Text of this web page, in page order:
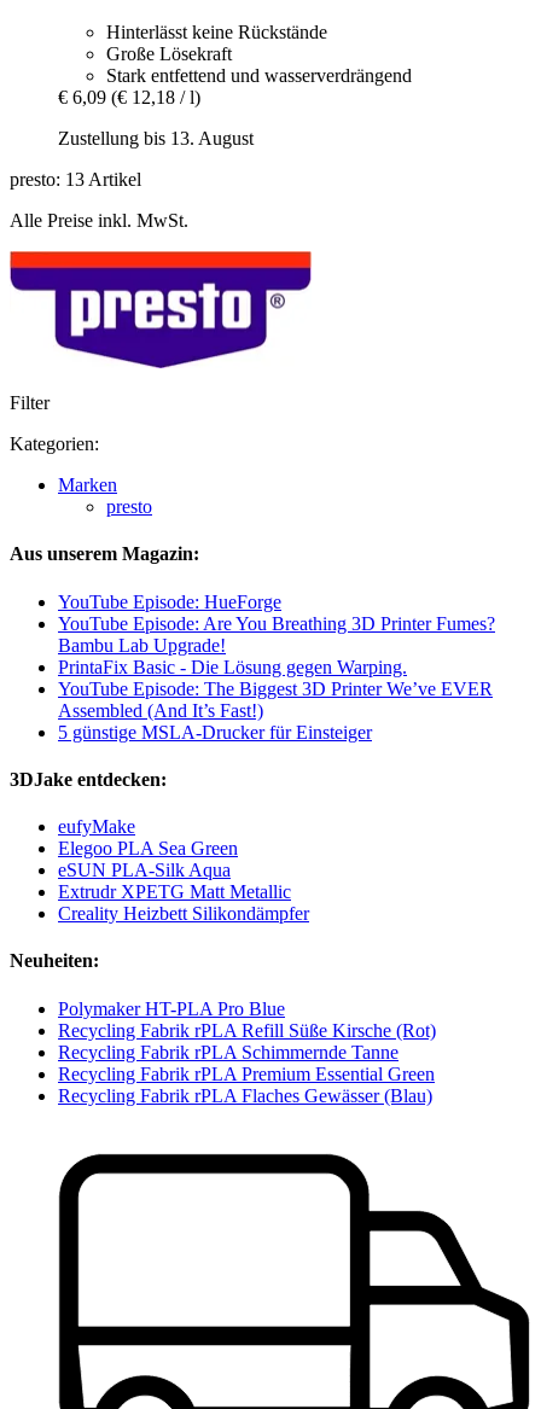
Hinterlässt keine Rückstände
Große Lösekraft
Stark entfettend und wasserverdrängend
€ 6,09 (€ 12,18 / l)
Zustellung bis 13. August
presto: 13 Artikel
Alle Preise inkl. MwSt.
Filter
Kategorien:
Marken
presto
Aus unserem Magazin:
YouTube Episode: HueForge
YouTube Episode: Are You Breathing 3D Printer Fumes?
Bambu Lab Upgrade!
PrintaFix Basic - Die Lösung gegen Warping.
YouTube Episode: The Biggest 3D Printer We’ve EVER
Assembled (And It’s Fast!)
5 günstige MSLA-Drucker für Einsteiger
3DJake entdecken:
eufyMake
Elegoo PLA Sea Green
eSUN PLA-Silk Aqua
Extrudr XPETG Matt Metallic
Creality Heizbett Silikondämpfer
Neuheiten:
Polymaker HT-PLA Pro Blue
Recycling Fabrik rPLA Refill Süße Kirsche (Rot)
Recycling Fabrik rPLA Schimmernde Tanne
Recycling Fabrik rPLA Premium Essential Green
Recycling Fabrik rPLA Flaches Gewässer (Blau)